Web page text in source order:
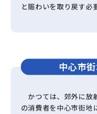
と賑わいを取り戻す必
中心市
かつては、郊外に放
の消費者を中心市街地